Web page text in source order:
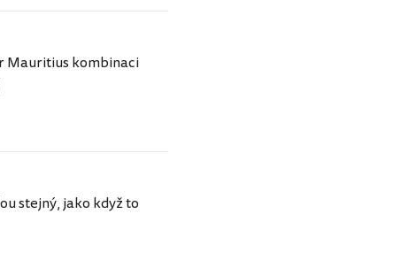
Mauritius kombinaci
stejný, jako když to